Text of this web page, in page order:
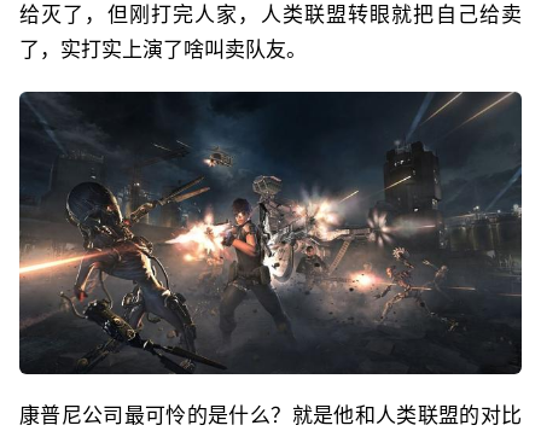
给灭了，但刚打完人家，人类联盟转眼就把自己给卖
了，实打实上演了啥叫卖队友。
康普尼公司最可怜的是什么？就是他和人类联盟的对比